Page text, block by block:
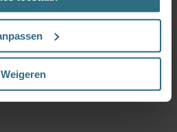
cookies kunnen we inzetten
Met deze cookies
uw gedrag op onze website
Weigeren